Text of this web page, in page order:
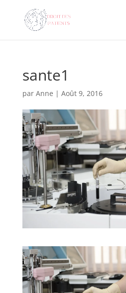
sante1
par Anne | Août 9, 2016